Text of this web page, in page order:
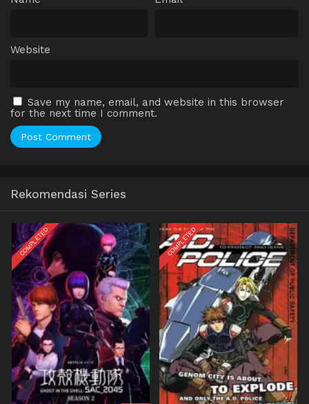
Website
Save my name, email, and website in this browser
for the next time I comment.
Rekomendasi Series
COMPLETED COMPLETED